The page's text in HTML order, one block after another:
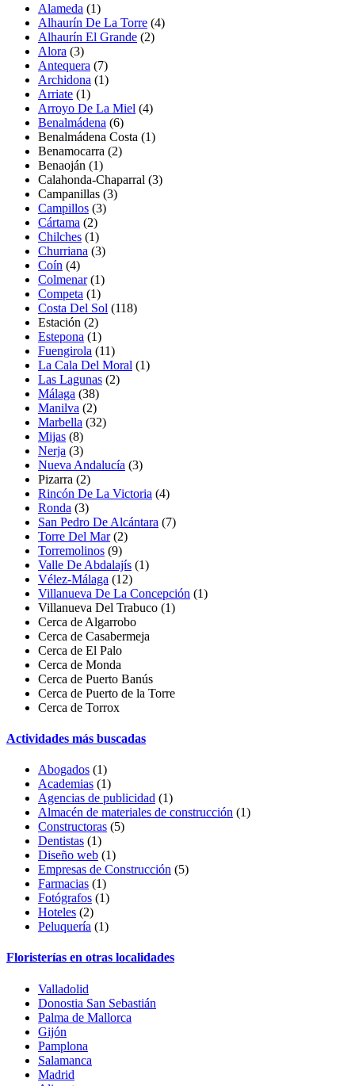
Alameda (1)
Alhaurín De La Torre (4)
Alhaurín El Grande (2)
Alora (3)
Antequera (7)
Archidona (1)
Arriate (1)
Arroyo De La Miel (4)
Benalmádena (6)
Benalmádena Costa (1)
Benamocarra (2)
Benaoján (1)
Calahonda-Chaparral (3)
Campanillas (3)
Campillos (3)
Cártama (2)
Chilches (1)
Churriana (3)
Coín (4)
Colmenar(1)
Competa (1)
Costa Del Sol (118)
Estación (2)
Estepona (1)
Fuengirola (11)
La Cala Del Moral (1)
Las Lagunas (2)
Málaga (38)
Manilva (2)
Marbella (32)
Mijas (8)
Nerja (3)
Nueva Andalucía (3)
Pizarra (2)
Rincón De La Victoria (4)
Ronda (3)
San Pedro De Alcántara (7)
Torre Del Mar(2)
Torremolinos (9)
Valle De Abdalajís (1)
Vélez-Málaga (12)
Villanueva De La Concepción (1)
Villanueva Del Trabuco (1)
Cerca de Algarrobo
Cerca de Casabermeja
Cerca de El Palo
Cerca de Monda
Cerca de Puerto Banús
Cerca de Puerto de la Torre
Cerca de Torrox
Actividades más buscadas
Abogados (1)
Academias (1)
Agencias de publicidad (1)
Almacén de materiales de construcción (1)
Constructoras (5)
Dentistas (1)
Diseño web (1)
Empresas de Construcción (5)
Farmacias (1)
Fotógrafos (1)
Hoteles (2)
Peluquería (1)
Floristerías en otras localidades
Valladolid
Donostia San Sebastián
Palma de Mallorca
Gijón
Pamplona
Salamanca
Madrid